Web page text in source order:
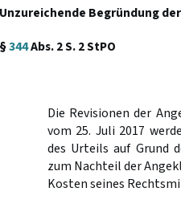
Unzureichende Begründung
§344Abs. 2 S. 2 StPO
Die Revisionen der
vom 25. Juli 2017
des Urteils auf Grund
zum Nachteil der
Kosten seines